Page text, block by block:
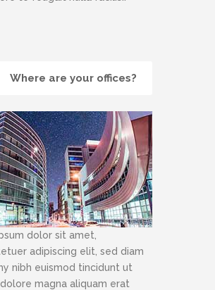
Where are your offices?
dolor sit amet,
adipiscing elit, sed diam
nibh euismod tincidunt ut
magna aliquam erat